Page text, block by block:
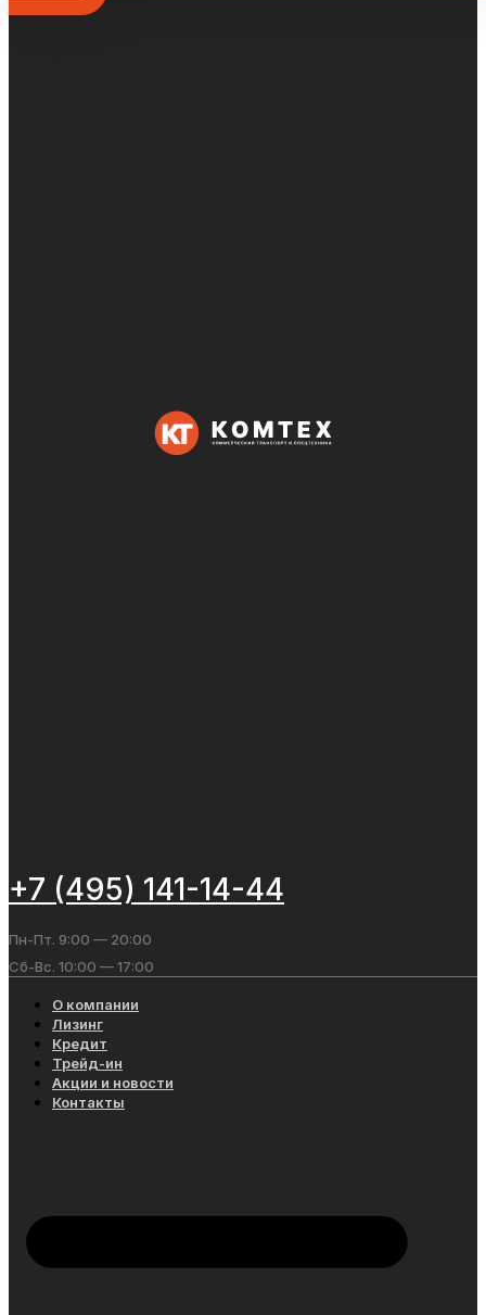
+7 (495) 141-14-44
Пн-Пт. 9:00 — 20:00
Сб-Вс. 10:00 — 17:00
О компании
Лизинг
Кредит
Трейд-ин
Акции и новости
Контакты